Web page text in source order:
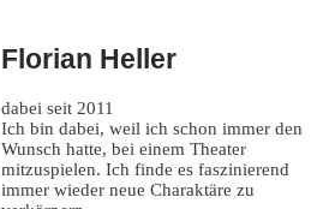
Florian Heller
dabei seit 2011
Ich bin dabei, weil ich schon immer den
Wunsch hatte, bei einem Theater
mitzuspielen. Ich finde es faszinierend
immer wieder neue Charaktäre zu